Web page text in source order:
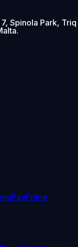
Spinola Park, Triq
PayPrime